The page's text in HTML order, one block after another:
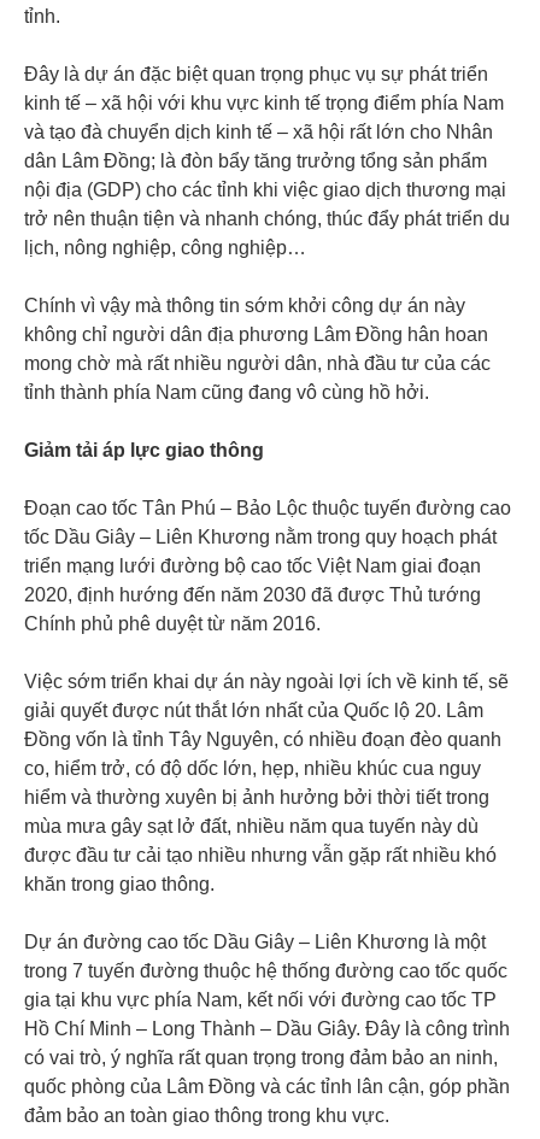
tỉnh.
Đây là dự án đặc biệt quan trọng phục vụ sự phát triển
kinh tế – xã hội với khu vực kinh tế trọng điểm phía Nam
và tạo đà chuyển dịch kinh tế – xã hội rất lớn cho Nhân
dân Lâm Đồng; là đòn bẩy tăng trưởng tổng sản phẩm
nội địa (GDP) cho các tỉnh khi việc giao dịch thương mại
trở nên thuận tiện và nhanh chóng, thúc đẩy phát triển du
lịch, nông nghiệp, công nghiệp…
Chính vì vậy mà thông tin sớm khởi công dự án này
không chỉ người dân địa phương Lâm Đồng hân hoan
mong chờ mà rất nhiều người dân, nhà đầu tư của các
tỉnh thành phía Nam cũng đang vô cùng hồ hởi.
Giảm tải áp lực giao thông
Đoạn cao tốc Tân Phú – Bảo Lộc thuộc tuyến đường cao
tốc Dầu Giây – Liên Khương nằm trong quy hoạch phát
triển mạng lưới đường bộ cao tốc Việt Nam giai đoạn
2020, định hướng đến năm 2030 đã được Thủ tướng
Chính phủ phê duyệt từ năm 2016.
Việc sớm triển khai dự án này ngoài lợi ích về kinh tế, sẽ
giải quyết được nút thắt lớn nhất của Quốc lộ 20. Lâm
Đồng vốn là tỉnh Tây Nguyên, có nhiều đoạn đèo quanh
co, hiểm trở, có độ dốc lớn, hẹp, nhiều khúc cua nguy
hiểm và thường xuyên bị ảnh hưởng bởi thời tiết trong
mùa mưa gây sạt lở đất, nhiều năm qua tuyến này dù
được đầu tư cải tạo nhiều nhưng vẫn gặp rất nhiều khó
khăn trong giao thông.
Dự án đường cao tốc Dầu Giây – Liên Khương là một
trong 7 tuyến đường thuộc hệ thống đường cao tốc quốc
gia tại khu vực phía Nam, kết nối với đường cao tốc TP
Hồ Chí Minh – Long Thành – Dầu Giây. Đây là công trình
có vai trò, ý nghĩa rất quan trọng trong đảm bảo an ninh,
quốc phòng của Lâm Đồng và các tỉnh lân cận, góp phần
đảm bảo an toàn giao thông trong khu vực.